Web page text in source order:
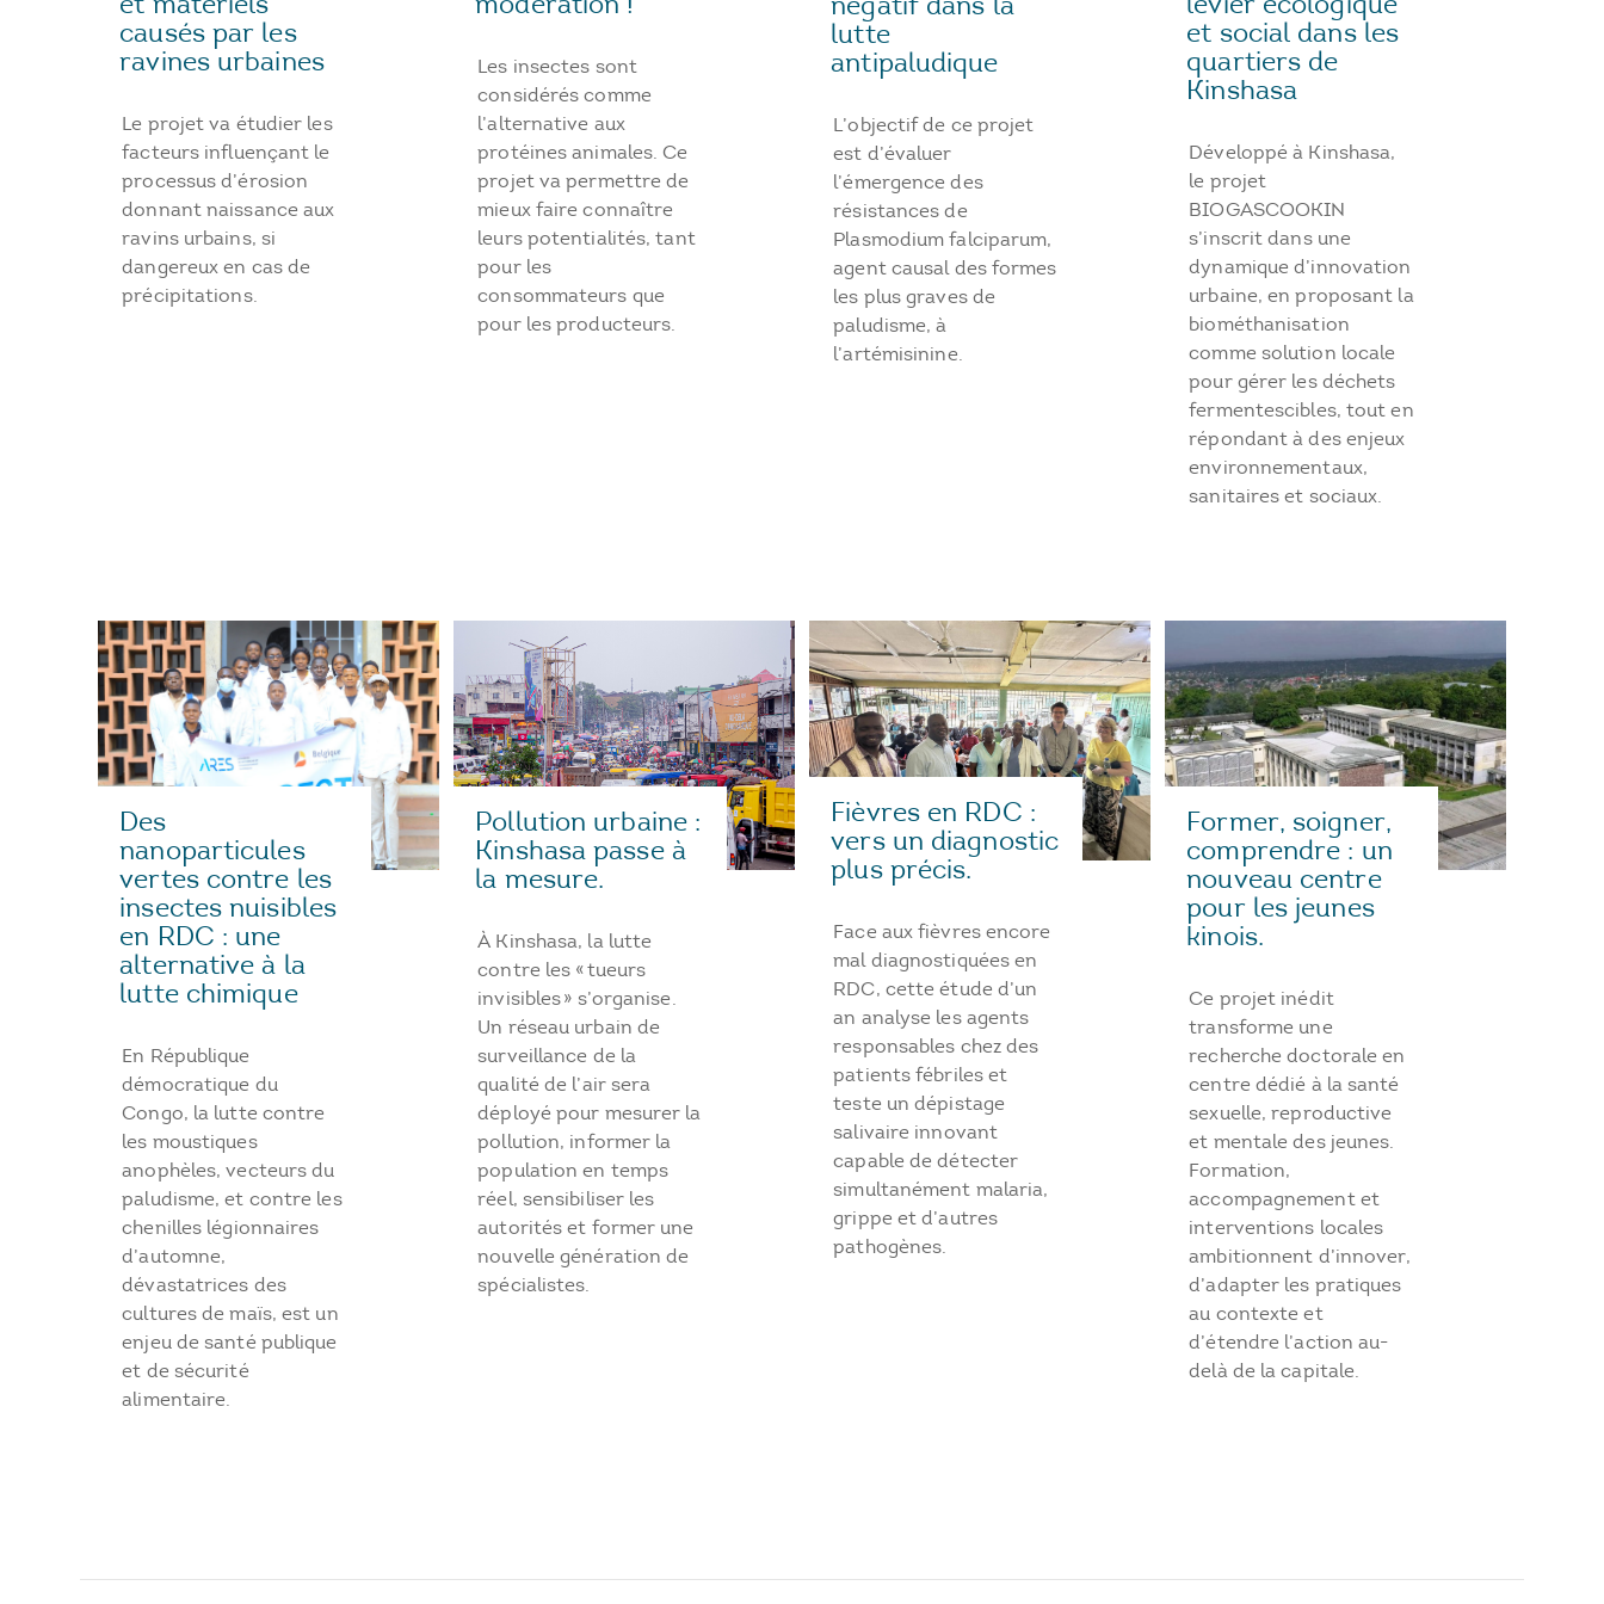
causés par les
ravines urbaines
Le projet va étudier les
facteurs influençant le
processus d’érosion
donnant naissance aux
ravins urbains, si
dangereux en cas de
précipitations.
Les insectes sont
considérés comme
l’alternative aux
protéines animales. Ce
projet va permettre de
mieux faire connaître
leurs potentialités, tant
pour les
consommateurs que
pour les producteurs.
lutte
antipaludique
L’objectif de ce projet
est d’évaluer
l’émergence des
résistances de
Plasmodium falciparum,
agent causal des formes
les plus graves de
paludisme, à
l’artémisinine.
et social dans les
quartiers de
Kinshasa
Développé à Kinshasa,
le projet
BIOGASCOOKIN
s’inscrit dans une
dynamique d’innovation
urbaine, en proposant la
biométhanisation
comme solution locale
pour gérer les déchets
fermentescibles, tout en
répondant à des enjeux
environnementaux,
sanitaires et sociaux.
Des
nanoparticules
vertes contre les
insectes nuisibles
en RDC : une
alternative à la
lutte chimique
En République
démocratique du
Congo, la lutte contre
les moustiques
anophèles, vecteurs du
paludisme, et contre les
chenilles légionnaires
d’automne,
dévastatrices des
cultures de maïs, est un
enjeu de santé publique
et de sécurité
alimentaire.
Pollution urbaine :
Kinshasa passe à
la mesure.
À Kinshasa, la lutte
contre les « tueurs
invisibles » s’organise.
Un réseau urbain de
surveillance de la
qualité de l’air sera
déployé pour mesurer la
pollution, informer la
population en temps
réel, sensibiliser les
autorités et former une
nouvelle génération de
spécialistes.
Fièvres en RDC :
vers un diagnostic
plus précis.
Face aux fièvres encore
mal diagnostiquées en
RDC, cette étude d’un
an analyse les agents
responsables chez des
patients fébriles et
teste un dépistage
salivaire innovant
capable de détecter
simultanément malaria,
grippe et d’autres
pathogènes.
Former, soigner,
comprendre : un
nouveau centre
pour les jeunes
kinois.
Ce projet inédit
transforme une
recherche doctorale en
centre dédié à la santé
sexuelle, reproductive
et mentale des jeunes.
Formation,
accompagnement et
interventions locales
ambitionnent d’innover,
d’adapter les pratiques
au contexte et
d’étendre l’action au-
delà de la capitale.